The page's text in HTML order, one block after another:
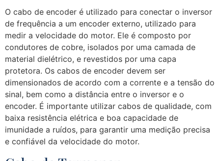
O cabo de encoder é utilizado para conectar o inversor
de frequência a um encoder externo, utilizado para
medir a velocidade do motor. Ele é composto por
condutores de cobre, isolados por uma camada de
material dielétrico, e revestidos por uma capa
protetora. Os cabos de encoder devem ser
dimensionados de acordo com a corrente e a tensão do
sinal, bem como a distância entre o inversor e o
encoder. É importante utilizar cabos de qualidade, com
baixa resistência elétrica e boa capacidade de
imunidade a ruídos, para garantir uma medição precisa
e confiável da velocidade do motor.